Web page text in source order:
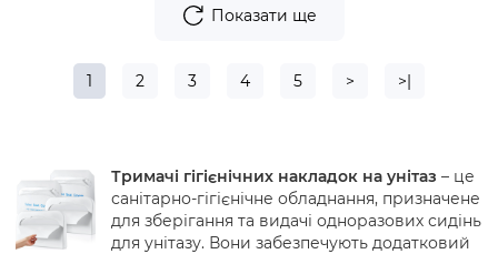
Показати ще
1 2 3 4 5 > >|
Тримачі гігієнічних накладок на унітаз – це
санітарно-гігієнічне обладнання, призначене
для зберігання та видачі одноразових сидінь
для унітазу. Вони забезпечують додатковий